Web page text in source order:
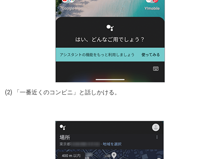
(2) 「一番近くのコンビニ」と話しかける。